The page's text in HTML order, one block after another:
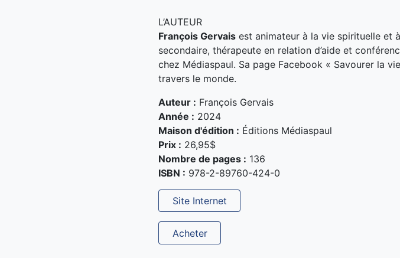
L’AUTEUR
François Gervais est animateur à la vie spirituelle et
secondaire, thérapeute en relation d’aide et
chez Médiaspaul. Sa page Facebook « Savourer la
travers le monde.
Auteur : François Gervais
Année : 2024
Maison d'édition : Éditions Médiaspaul
Prix : 26,95$
Nombre de pages : 136
ISBN : 978-2-89760-424-0
Site Internet
Acheter